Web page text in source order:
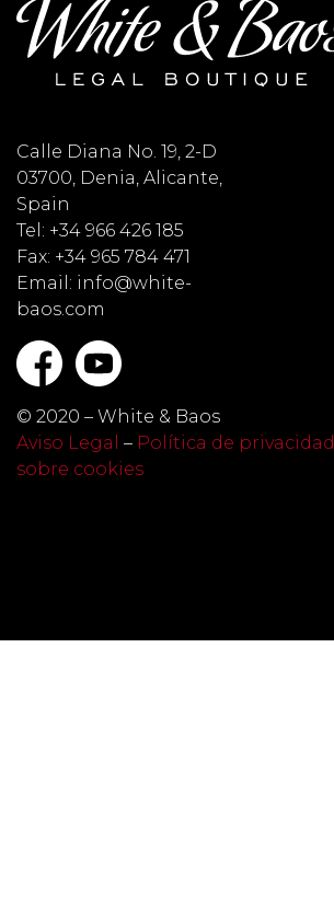
Calle Diana No. 19, 2-D
03700, Denia, Alicante,
Spain
Tel: +34 966 426 185
Fax: +34 965 784 471
Email: info@white-
baos.com
© 2020 – White & Baos
Aviso Legal – Política de privacidad
sobre cookies